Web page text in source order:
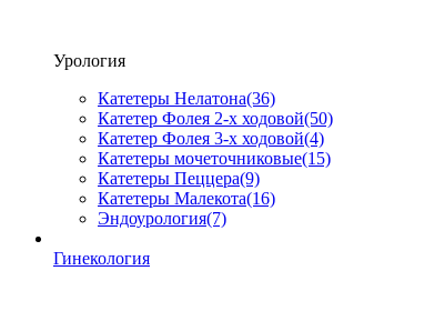
Урология
Катетеры Нелатона(36)
Катетер Фолея 2-х ходовой(50)
Катетер Фолея 3-х ходовой(4)
Катетеры мочеточниковые(15)
Катетеры Пеццера(9)
Катетеры Малекота(16)
Эндоурология(7)
Гинекология